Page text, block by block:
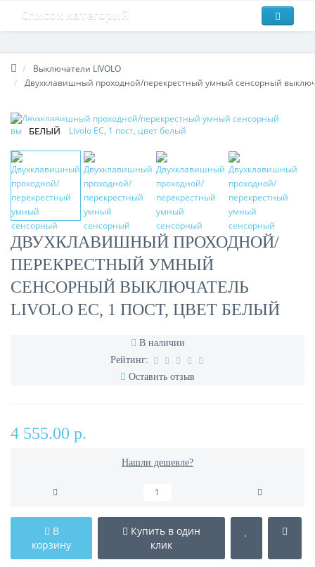
Список категорий
Выключатели LIVOLO
Двухклавишный проходной/перекрестный умный сенсорный
БЕЛЫЙ
ДВУХКЛАВИШНЫЙ ПРОХОДНОЙ/
ПЕРЕКРЕСТНЫЙ УМНЫЙ
СЕНСОРНЫЙ ВЫКЛЮЧАТЕЛЬ
LIVOLO EC, 1 ПОСТ, ЦВЕТ БЕЛЫЙ
В наличии
Рейтинг:
Оставить отзыв
4 555.00 р.
Нашли дешевле?
В
корзину
Купить в один
клик